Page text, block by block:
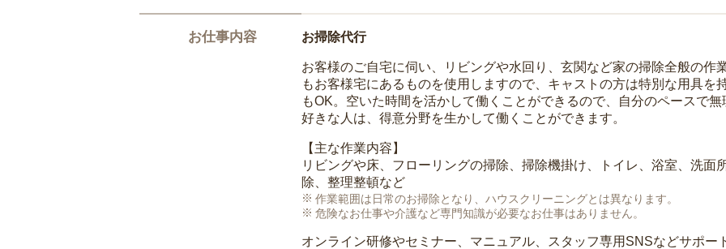
お仕事内容 お掃除代行
お客様のご自宅に伺い、リビングや水回り、玄関など家の掃除全般の作
もお客様宅にあるものを使用しますので、キャストの方は特別な用具を
もOK。空いた時間を活かして働くことができるので、自分のペースで
好きな人は、得意分野を生かして働くことができます。
【主な作業内容】
リビングや床、フローリングの掃除、掃除機掛け、トイレ、浴室、洗面
除、整理整頓など
作業範囲は日常のお掃除となり、ハウスクリーニングとは異なります。
危険なお仕事や介護など専門知識が必要なお仕事はありません。
オンライン研修やセミナー、マニュアル、スタッフ専用SNSなどサポー